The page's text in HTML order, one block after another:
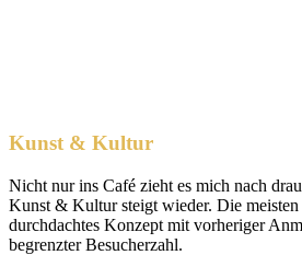
Kunst & Kultur
Nicht nur ins Café zieht es mich nach
Kunst & Kultur steigt wieder. Die meisten
durchdachtes Konzept mit vorheriger
begrenzter Besucherzahl.